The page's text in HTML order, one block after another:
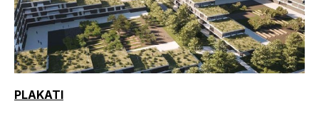
PLAKATI